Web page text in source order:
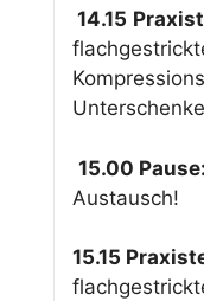
14.15
15.00 Pause:
Austausch!
15.15